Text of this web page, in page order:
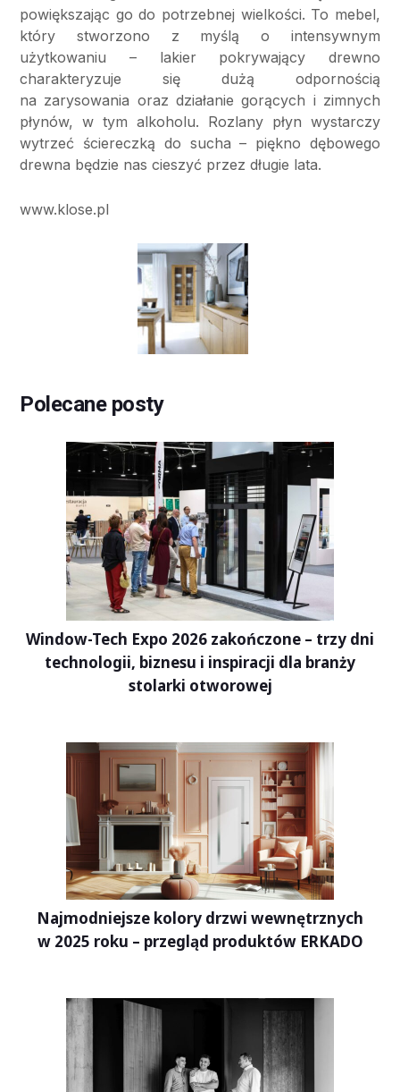
powiększając go do potrzebnej wielkości. To mebel,
który stworzono z myślą o intensywnym
użytkowaniu – lakier pokrywający drewno
charakteryzuje się dużą odpornością
na zarysowania oraz działanie gorących i zimnych
płynów, w tym alkoholu. Rozlany płyn wystarczy
wytrzeć ściereczką do sucha – piękno dębowego
drewna będzie nas cieszyć przez długie lata.
www.klose.pl
Polecane posty
Window-Tech Expo 2026 zakończone – trzy dni
technologii, biznesu i inspiracji dla branży
stolarki otworowej
Najmodniejsze kolory drzwi wewnętrznych
w 2025 roku – przegląd produktów ERKADO